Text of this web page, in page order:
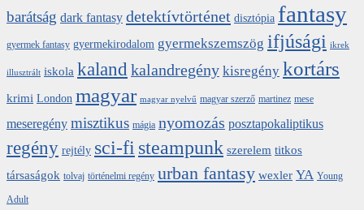
barátság dark fantasy detektívtörténet disztópia fantasy
gyermek fantasy gyermekirodalom gyermekszemszög ifjúsági ikrek
illusztrált iskola kalandkalandregény kisregény kortárs
krimi London magyar magyar nyelvű magyar szerző martinez mese
meseregény misztikus mágia nyomozás posztapokaliptikus
regény rejtély sci-fi steampunk szerelem titkos
társaságok tolvaj történelmi regény urban fantasy wexler YA Young
Adult